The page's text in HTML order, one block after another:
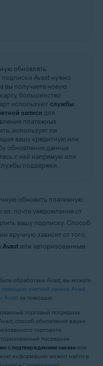
обновлять
Avast нужно
вы получаете новую
большинство
используют службы
записи для
платежных
использует ли
вашу кредитную или
обновления данных
с ней напрямую или
поддержки.
обновить платежную
почте уведомление от
вашу подписку. Способ
вручную зависит от того,
Avast или авторизованным
обработана Avast, вы можете
помощью учетной записи Avast
Avast за помощью.
торговый посредник
способ обновления ваших
торгового
посредник
с подтверждением заказа или
информацию можно найти в